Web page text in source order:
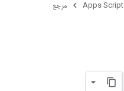
Apps Script مرجع